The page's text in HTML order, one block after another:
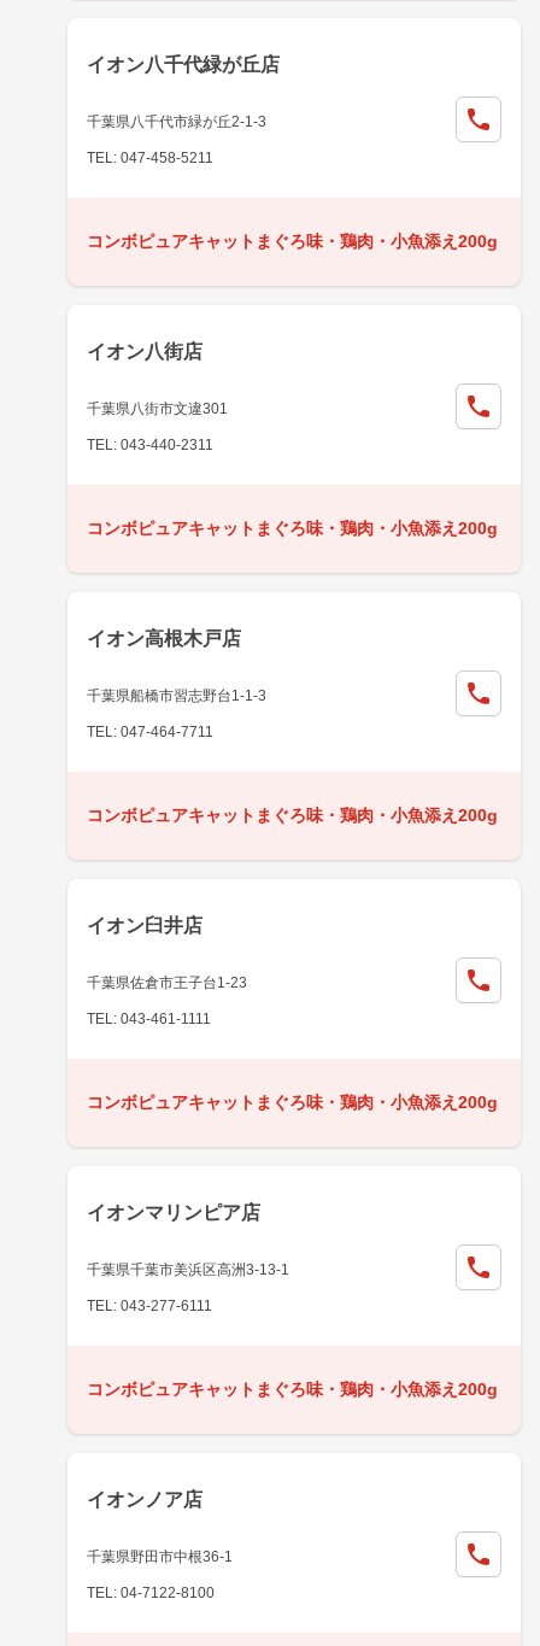
イオン八千代緑が丘店
千葉県八千代市緑が丘2-1-3
TEL: 047-458-5211
コンボピュアキャットまぐろ味・鶏肉・小魚添え200g
イオン八街店
千葉県八街市文違301
TEL: 043-440-2311
コンボピュアキャットまぐろ味・鶏肉・小魚添え200g
イオン高根木戸店
千葉県船橋市習志野台1-1-3
TEL: 047-464-7711
コンボピュアキャットまぐろ味・鶏肉・小魚添え200g
イオン臼井店
千葉県佐倉市王子台1-23
TEL: 043-461-1111
コンボピュアキャットまぐろ味・鶏肉・小魚添え200g
イオンマリンピア店
千葉県千葉市美浜区高洲3-13-1
TEL: 043-277-6111
コンボピュアキャットまぐろ味・鶏肉・小魚添え200g
イオンノア店
千葉県野田市中根36-1
TEL: 04-7122-8100